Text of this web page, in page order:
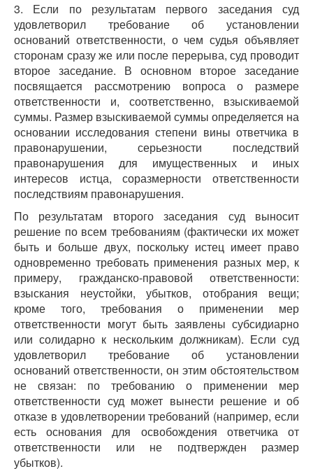
3. Если по результатам первого заседания суд
удовлетворил требование об установлении
оснований ответственности, о чем судья объявляет
сторонам сразу же или после перерыва, суд проводит
второе заседание. В основном второе заседание
посвящается рассмотрению вопроса о размере
ответственности и, соответственно, взыскиваемой
суммы. Размер взыскиваемой суммы определяется на
основании исследования степени вины ответчика в
правонарушении, серьезности последствий
правонарушения для имущественных и иных
интересов истца, соразмерности ответственности
последствиям правонарушения.
По результатам второго заседания суд выносит
решение по всем требованиям (фактически их может
быть и больше двух, поскольку истец имеет право
одновременно требовать применения разных мер, к
примеру, гражданско-правовой ответственности:
взыскания неустойки, убытков, отобрания вещи;
кроме того, требования о применении мер
ответственности могут быть заявлены субсидиарно
или солидарно к нескольким должникам). Если суд
удовлетворил требование об установлении
оснований ответственности, он этим обстоятельством
не связан: по требованию о применении мер
ответственности суд может вынести решение и об
отказе в удовлетворении требований (например, если
есть основания для освобождения ответчика от
ответственности или не подтвержден размер
убытков).